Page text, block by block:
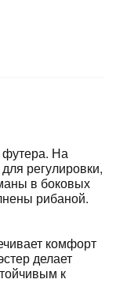
футера. На
регулировки,
в боковых
рибаной.
комфорт
делает
к
раз в 2